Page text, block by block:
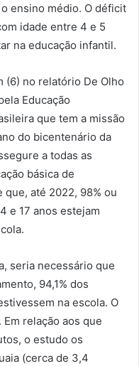
ensino médio. O déficit
idade entre 4 e 5
na educação infantil.
(6) no relatório De Olho
Educação
que tem a missão
do bicentenário da
a todas as
básica de
até 2022, 98% ou
e 17 anos estejam
seria necessário que
94,1% dos
na escola. O
relação aos que
o estudo os
(cerca de 3,4